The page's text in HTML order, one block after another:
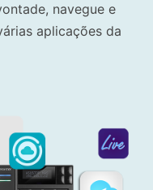
navegue e
aplicações da